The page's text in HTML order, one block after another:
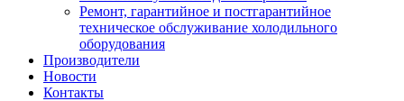
Ремонт, гарантийное и постгарантийное
техническое обслуживание холодильного
оборудования
Производители
Новости
Контакты